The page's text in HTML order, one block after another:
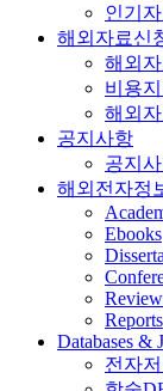
인기
해외자료신
해외
비용
해외
공지사항
공지
해외전자정
Ebooks
Reports
Databases &
전자